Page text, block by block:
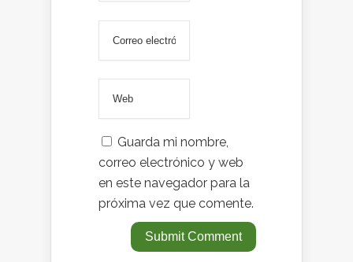
Guarda mi nombre,
correo electrónico y web
en este navegador para la
próxima vez que comente.